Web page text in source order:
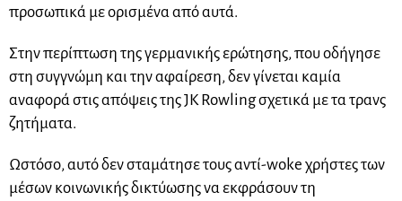
προσωπικά με ορισμένα από αυτά.
Στην περίπτωση της γερμανικής ερώτησης, που οδήγησε
στη συγγνώμη και την αφαίρεση, δεν γίνεται καμία
αναφορά στις απόψεις της JK Rowling σχετικά με τα τρανς
ζητήματα.
Ωστόσο, αυτό δεν σταμάτησε τους αντί-woke χρήστες των
μέσων κοινωνικής δικτύωσης να εκφράσουν τη